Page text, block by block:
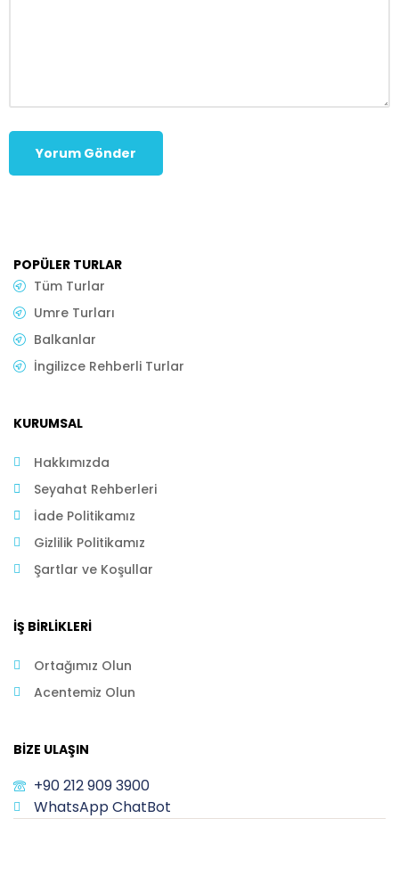
POPÜLER TURLAR
Tüm Turlar
Umre Turları
Balkanlar
İngilizce Rehberli Turlar
KURUMSAL
Hakkımızda
Seyahat Rehberleri
İade Politikamız
Gizlilik Politikamız
Şartlar ve Koşullar
İŞ BIRLIKLERI
Ortağımız Olun
Acentemiz Olun
BIZE ULAŞIN
+90 212 909 3900
WhatsApp ChatBot